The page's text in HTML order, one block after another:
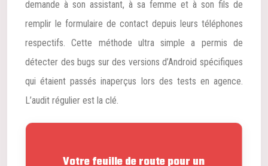
demande à son assistant, à sa femme et à son fils de
remplir le formulaire de contact depuis leurs téléphones
respectifs. Cette méthode ultra simple a permis de
détecter des bugs sur des versions d’Android spécifiques
qui étaient passés inaperçus lors des tests en agence.
L’audit régulier est la clé.
Votre feuille de route pour un